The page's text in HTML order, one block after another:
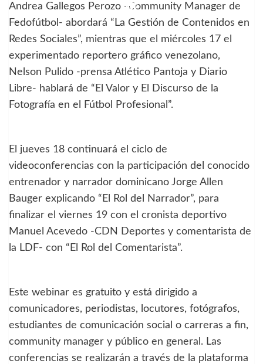
Andrea Gallegos Perozo -Community Manager de
Fedofútbol- abordará “La Gestión de Contenidos en
Redes Sociales”, mientras que el miércoles 17 el
experimentado reportero gráfico venezolano,
Nelson Pulido -prensa Atlético Pantoja y Diario
Libre- hablará de “El Valor y El Discurso de la
Fotografía en el Fútbol Profesional”.
El jueves 18 continuará el ciclo de
videoconferencias con la participación del conocido
entrenador y narrador dominicano Jorge Allen
Bauger explicando “El Rol del Narrador”, para
finalizar el viernes 19 con el cronista deportivo
Manuel Acevedo -CDN Deportes y comentarista de
la LDF- con “El Rol del Comentarista”.
Este webinar es gratuito y está dirigido a
comunicadores, periodistas, locutores, fotógrafos,
estudiantes de comunicación social o carreras a fin,
community manager y público en general. Las
conferencias se realizarán a través de la plataforma